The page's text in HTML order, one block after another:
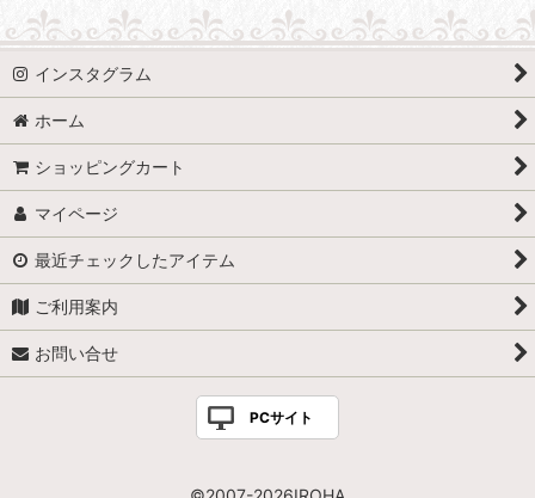
インスタグラム
ホーム
ショッピングカート
マイページ
最近チェックしたアイテム
ご利用案内
お問い合せ
PCサイト